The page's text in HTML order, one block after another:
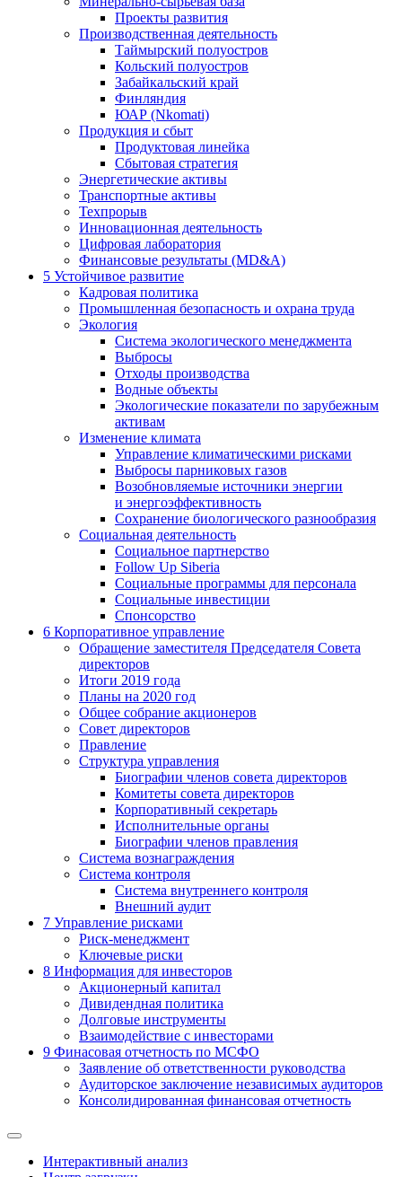
Проекты развития
Производственная деятельность
Таймырский полуостров
Кольский полуостров
Забайкальский край
Финляндия
ЮАР (Nkomati)
Продукция и сбыт
Продуктовая линейка
Сбытовая стратегия
Энергетические активы
Транспортные активы
Техпрорыв
Инновационная деятельность
Цифровая лаборатория
Финансовые результаты (MD&A)
5 Устойчивое развитие
Кадровая политика
Промышленная безопасность и охрана труда
Экология
Система экологического менеджмента
Выбросы
Отходы производства
Водные объекты
Экологические показатели по зарубежным
активам
Изменение климата
Управление климатическими рисками
Выбросы парниковых газов
Возобновляемые источники энергии
и энергоэффективность
Сохранение биологического разнообразия
Социальная деятельность
Социальное партнерство
Follow Up Siberia
Социальные программы для персонала
Социальные инвестиции
Спонсорство
6 Корпоративное управление
Обращение заместителя Председателя Совета
директоров
Итоги 2019 года
Планы на 2020 год
Общее собрание акционеров
Совет директоров
Правление
Структура управления
Биографии членов совета директоров
Комитеты совета директоров
Корпоративный секретарь
Исполнительные органы
Биографии членов правления
Система вознаграждения
Система контроля
Система внутреннего контроля
Внешний аудит
7 Управление рисками
Риск-менеджмент
Ключевые риски
8 Информация для инвесторов
Акционерный капитал
Дивидендная политика
Долговые инструменты
Взаимодействие с инвеcторами
9 Финасовая отчетность по МСФО
Заявление об ответственности руководства
Аудиторское заключение независимых аудиторов
Консолидированная финансовая отчетность
Интерактивный анализ